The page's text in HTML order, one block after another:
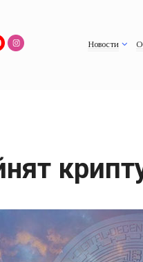
Новости